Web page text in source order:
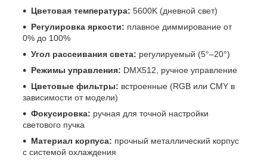
Цветовая температура: 5600K (дневной свет)
Регулировка яркости: плавное диммирование от
0% до 100%
Угол рассеивания света: регулируемый (5°–20°)
Режимы управления: DMX512, ручное управление
Цветовые фильтры: встроенные (RGB или CMY в
зависимости от модели)
Фокусировка: ручная для точной настройки
светового пучка
Материал корпуса: прочный металлический корпус
с системой охлаждения